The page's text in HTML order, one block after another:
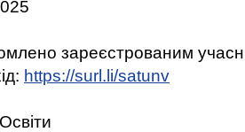
зареєстрованим
https://surl.li/satunv